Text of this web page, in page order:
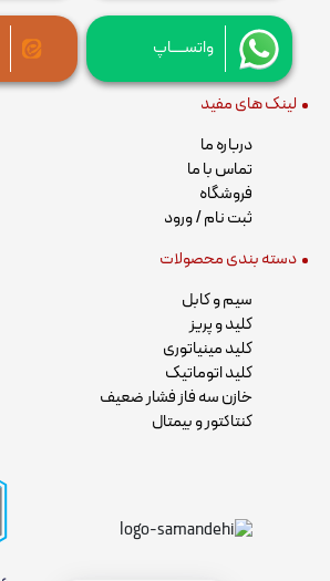
واتســــاپ
لینک های مفید
درباره ما
تماس با ما
فروشگاه
ثبت نام / ورود
دسته بندی محصولات
سیم و کابل
کلید و پریز
کلید مینیاتوری
کلید اتوماتیک
خازن سه فاز فشار ضعیف
کنتاکتور و بیمتال